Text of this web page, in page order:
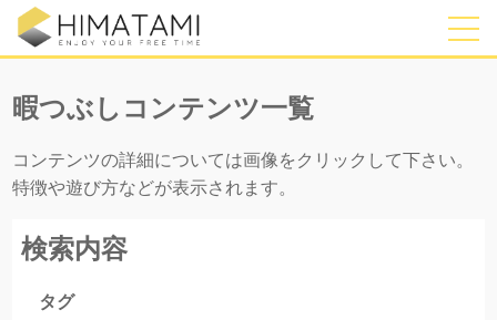
暇つぶしコンテンツ一覧
コンテンツの詳細については画像をクリックして下さい。
特徴や遊び方などが表示されます。
検索内容
タグ